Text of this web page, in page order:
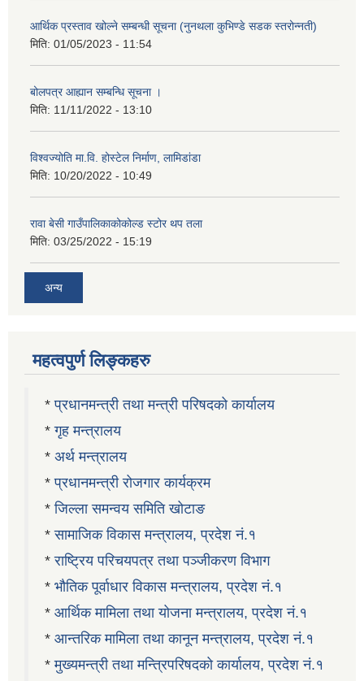
आर्थिक प्रस्ताव खोल्ने सम्बन्धी सूचना (नुनथला कुभिण्डे सडक स्तरोन्नती)
मिति: 01/05/2023 - 11:54
बोलपत्र आह्यान सम्बन्धि सूचना ।
मिति: 11/11/2022 - 13:10
विश्वज्योति मा.वि. होस्टेल निर्माण, लामिडांडा
मिति: 10/20/2022 - 10:49
रावा बेसी गाउँपालिकाकोकोल्ड स्टोर थप तला
मिति: 03/25/2022 - 15:19
अन्य
महत्वपुर्ण लिङ्कहरु
*प्रधानमन्त्री तथा मन्त्री परिषदको कार्यालय
*गृह मन्त्रालय
* अर्थ मन्त्रालय
*प्रधानमन्त्री रोजगार कार्यक्रम
*जिल्ला समन्वय समिति खोटाङ
*सामाजिक विकास मन्त्रालय, प्रदेश नं.१
*राष्ट्रिय परिचयपत्र तथा पञ्जीकरण विभाग
* भौतिक पूर्वाधार विकास मन्त्रालय, प्रदेश नं.१
* आर्थिक मामिला तथा योजना मन्त्रालय, प्रदेश नं.१
* आन्तरिक मामिला तथा कानून मन्त्रालय, प्रदेश नं.१
*मुख्यमन्त्री तथा मन्त्रिपरिषदको कार्यालय, प्रदेश नं.१